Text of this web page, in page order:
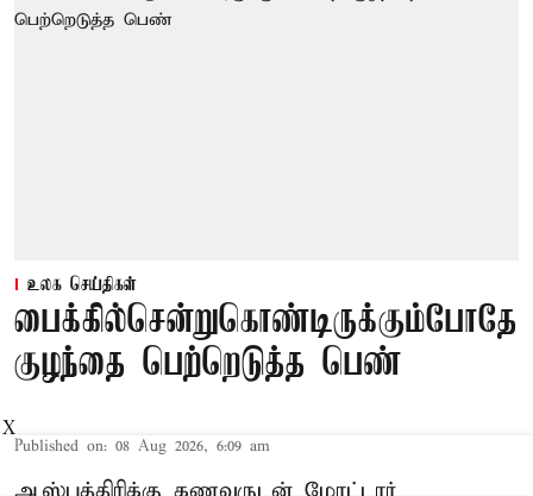
உலக செய்திகள்
பைக்கில்சென்றுகொண்டிருக்கும்போதே
குழந்தை பெற்றெடுத்த பெண்
Published on: 08 Aug 2026, 6:09 am
X